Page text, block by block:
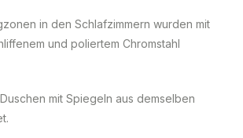
in den Schlafzimmern wurden mit
und poliertem Chromstahl
mit Spiegeln aus demselben